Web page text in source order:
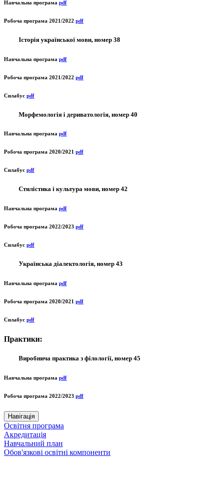
Навчальна програма pdf
Робоча програма 2021/2022 pdf
Історія української мови, номер 38
Навчальна програма pdf
Робоча програма 2021/2022 pdf
Силабус pdf
Морфемологія і дериватологія, номер 40
Навчальна програма pdf
Робоча програма 2020/2021 pdf
Силабус pdf
Стилістика і культура мови, номер 42
Навчальна програма pdf
Робоча програма 2022/2023 pdf
Силабус pdf
Українська діалектологія, номер 43
Навчальна програма pdf
Робоча програма 2020/2021 pdf
Силабус pdf
Практики:
Виробнича практика з філології, номер 45
Навчальна програма pdf
Робоча програма 2022/2023 pdf
Навігація
Освітня програма
Акредитація
Навчальний план
Обов'язкові освітні компоненти